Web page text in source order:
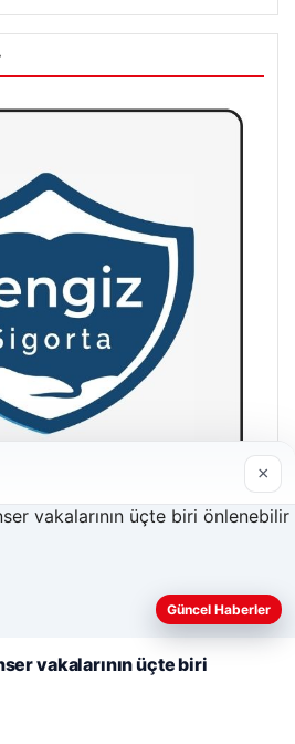
daha iyi anlayabilmek,
×
Güncel Haberler
vakalarının üçte biri